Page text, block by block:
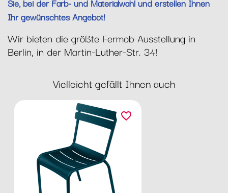
Ihr gewünschtes Angebot!
Wir bieten die größte Fermob Ausstellung in
Berlin, in der Martin-Luther-Str. 34!
Vielleicht gefällt Ihnen auch
favorite_border